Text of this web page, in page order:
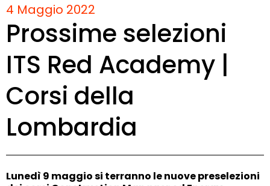
4 Maggio 2022
Prossime selezioni
ITS Red Academy |
Corsi della
Lombardia
Lunedì 9 maggio si terranno le nuove preselezioni